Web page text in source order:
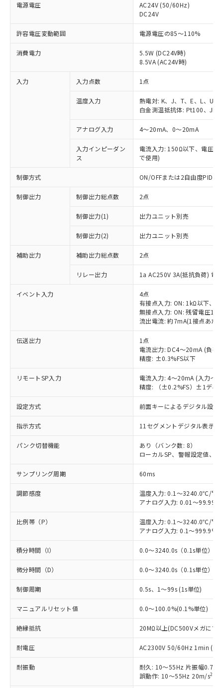
電源電圧
AC24V (50/60Hz)
DC24V
許容電圧変動範囲 電源電圧の85～110%
消費電力
5.5W (DC24V時)
8.5VA (AC24V時)
入力 入力点数 1点
温度入力
熱電対: K、J、T、E、L、U
白金測温抵抗体: Pt100、
アナログ入力 4～20mA、0～20mA
入力インピーダン
ス
電流入力: 150Ω以下、電圧入
で使用)
制御方式 ON/OFFまたは2自由度PID（
制御出力 制御出力総点数 2点
制御出力(1) 出力ユニット別売
制御出力(2) 出力ユニット別売
補助出力 補助出力総点数 2点
リレー出力 1a AC250V 3A(抵抗負荷) 電
イベント入力
4点
有接点入力: ON: 1kΩ以下、
無接点入力: ON: 残留電圧
流出電流: 約7mA(1接点あた
伝送出力
1点
電流出力: DC4～20mA (負
精度: ±0.3%FS以下
リモートSP入力
電流入力: 4～20mA (入力イ
精度: （±0.2%FS）±1ディ
設定方式 前面キーによるデジタル設定
指示方式 11セグメントデジタル表示
パンク切替機能
あり（バンク数: 8）
ローカルSP、警報設定値、
サンプリング周期 60ms
調節感度
温度入力: 0.1～3240.0℃/°F
アナログ入力: 0.01～
比例帯（P）
温度入力: 0.1～3240.0℃/°F
アナログ入力: 0.1～
積分時間（I） 0.0～3240.0s（0.1s単位）
微分時間（D） 0.0～3240.0s（0.1s単位）
制御周期 0.5s、1～99s (1s単位)
マニュアルリセット値 0.0～100.0%(0.1%単位)
絶縁抵抗 20MΩ以上(DC500Vメガにて)
耐電圧 AC2300V 50/60Hz 1min (異
耐振動
耐久: 10～55Hz 片振幅
誤動作: 10～55Hz 20m/s2
以下の条件をお読みいただき、同意のうえ
対応済み：EU RoHS指令（10物質）の
非含有に対応した製品が提供可能な商品で
対応予定：EU RoHS指令（10物質）の非含
対応予定なし：EU RoHS指令（10物質）の
非含有に非対応の商品で、対応品を出す予